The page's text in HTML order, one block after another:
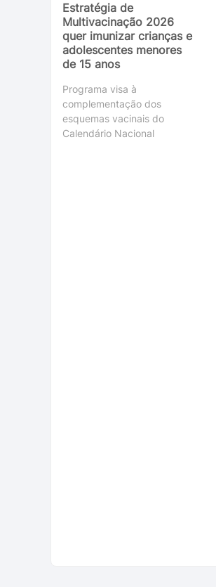
Estratégia de
Multivacinação 2026
quer imunizar crianças e
adolescentes menores
de 15 anos
Programa visa à
complementação dos
esquemas vacinais do
Calendário Nacional